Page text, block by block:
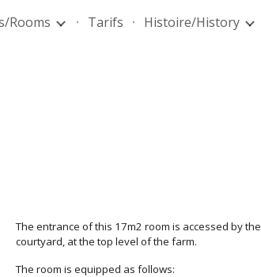
Rooms Tarifs Histoire/History
The entrance of this 17m2 room is accessed by the
courtyard, at the top level of the farm.
The room is equipped as follows: